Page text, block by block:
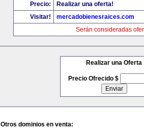
Precio:
Realizar una oferta!
Visitar!
mercadobienesraices.com
Serán consideradas
Realizar una Oferta
Precio Ofrecido $
Otros dominios en venta: